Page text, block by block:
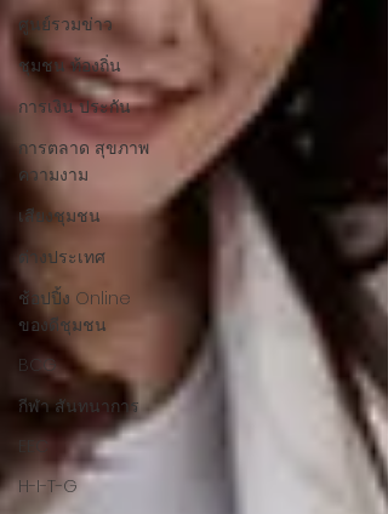
ศูนย์รวมข่าว
ชุมชน ท้องถิ่น
การเงิน ประกัน
การตลาด สุขภาพ
ความงาม
เสียงชุมชน
ต่างประเทศ
ช้อปปิ้ง Online
ของดีชุมชน
BCG
กีฬา สันทนาการ
H-I-T-G